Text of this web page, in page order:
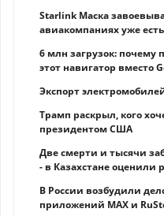
Starlink Маска
авиакомпаниях уже
6 млн загрузок: почему
этот навигатор вместо
Экспорт
Трамп раскрыл, кого
президентом США
Две смерти и тысячи
- в Казахстане оценили
В России возбудили
приложений MAX и